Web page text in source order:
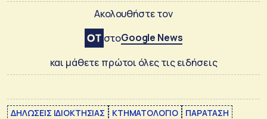
Ακολουθήστε τον
στοGoogle News
και μάθετε πρώτοι όλες τις ειδήσεις
ΔΗΛΩΣΕΙΣ ΙΔΙΟΚΤΗΣΙΑΣ ΚΤΗΜΑΤΟΛΟΓΙΟ
ΠΑΡΑΤΑΣΗ